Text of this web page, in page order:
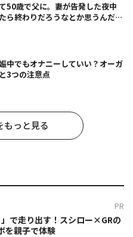
50歳で父に。妻が告発した夜中
ら終わりだろうなとか思うんだけ
中でもオナニーしていい？オーガ
3つの注意点
もっと見る
PR
」で走り出す！スシロー×GRの
を親子で体験